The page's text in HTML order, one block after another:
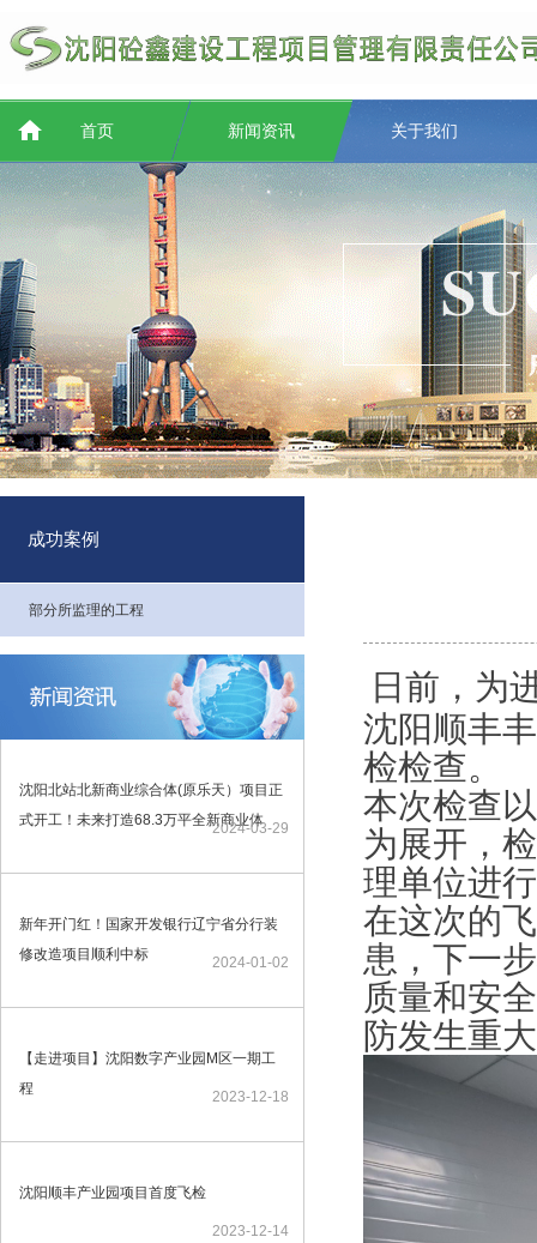
首页 新闻资讯 关于我们
成功案例
部分所监理的工程
沈阳北站北新商业综合体(原乐天）项目正
式开工！未来打造68.3万平全新商业体
2024-03-29
新年开门红！国家开发银行辽宁省分行装
修改造项目顺利中标
2024-01-02
【走进项目】沈阳数字产业园M区一期工
程
2023-12-18
沈阳顺丰产业园项目首度飞检
2023-12-14
日前，为
沈阳顺丰
检检查。
本次检查
为展开，
理单位进
在这次的
患，下一
质量和安
防发生重